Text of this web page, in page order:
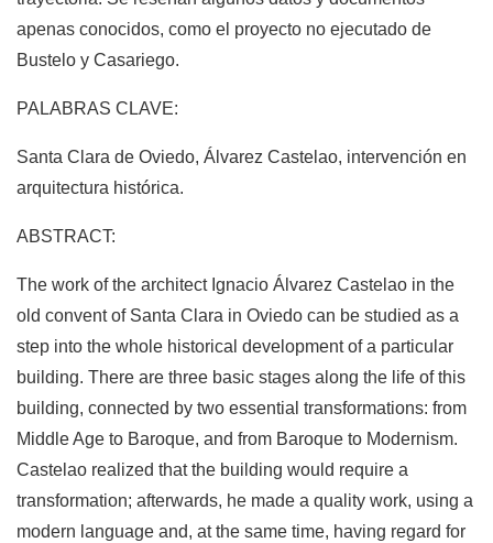
apenas conocidos, como el proyecto no ejecutado de
Bustelo y Casariego.
PALABRAS CLAVE:
Santa Clara de Oviedo, Álvarez Castelao, intervención en
arquitectura histórica.
ABSTRACT:
The work of the architect Ignacio Álvarez Castelao in the
old convent of Santa Clara in Oviedo can be studied as a
step into the whole historical development of a particular
building. There are three basic stages along the life of this
building, connected by two essential transformations: from
Middle Age to Baroque, and from Baroque to Modernism.
Castelao realized that the building would require a
transformation; afterwards, he made a quality work, using a
modern language and, at the same time, having regard for